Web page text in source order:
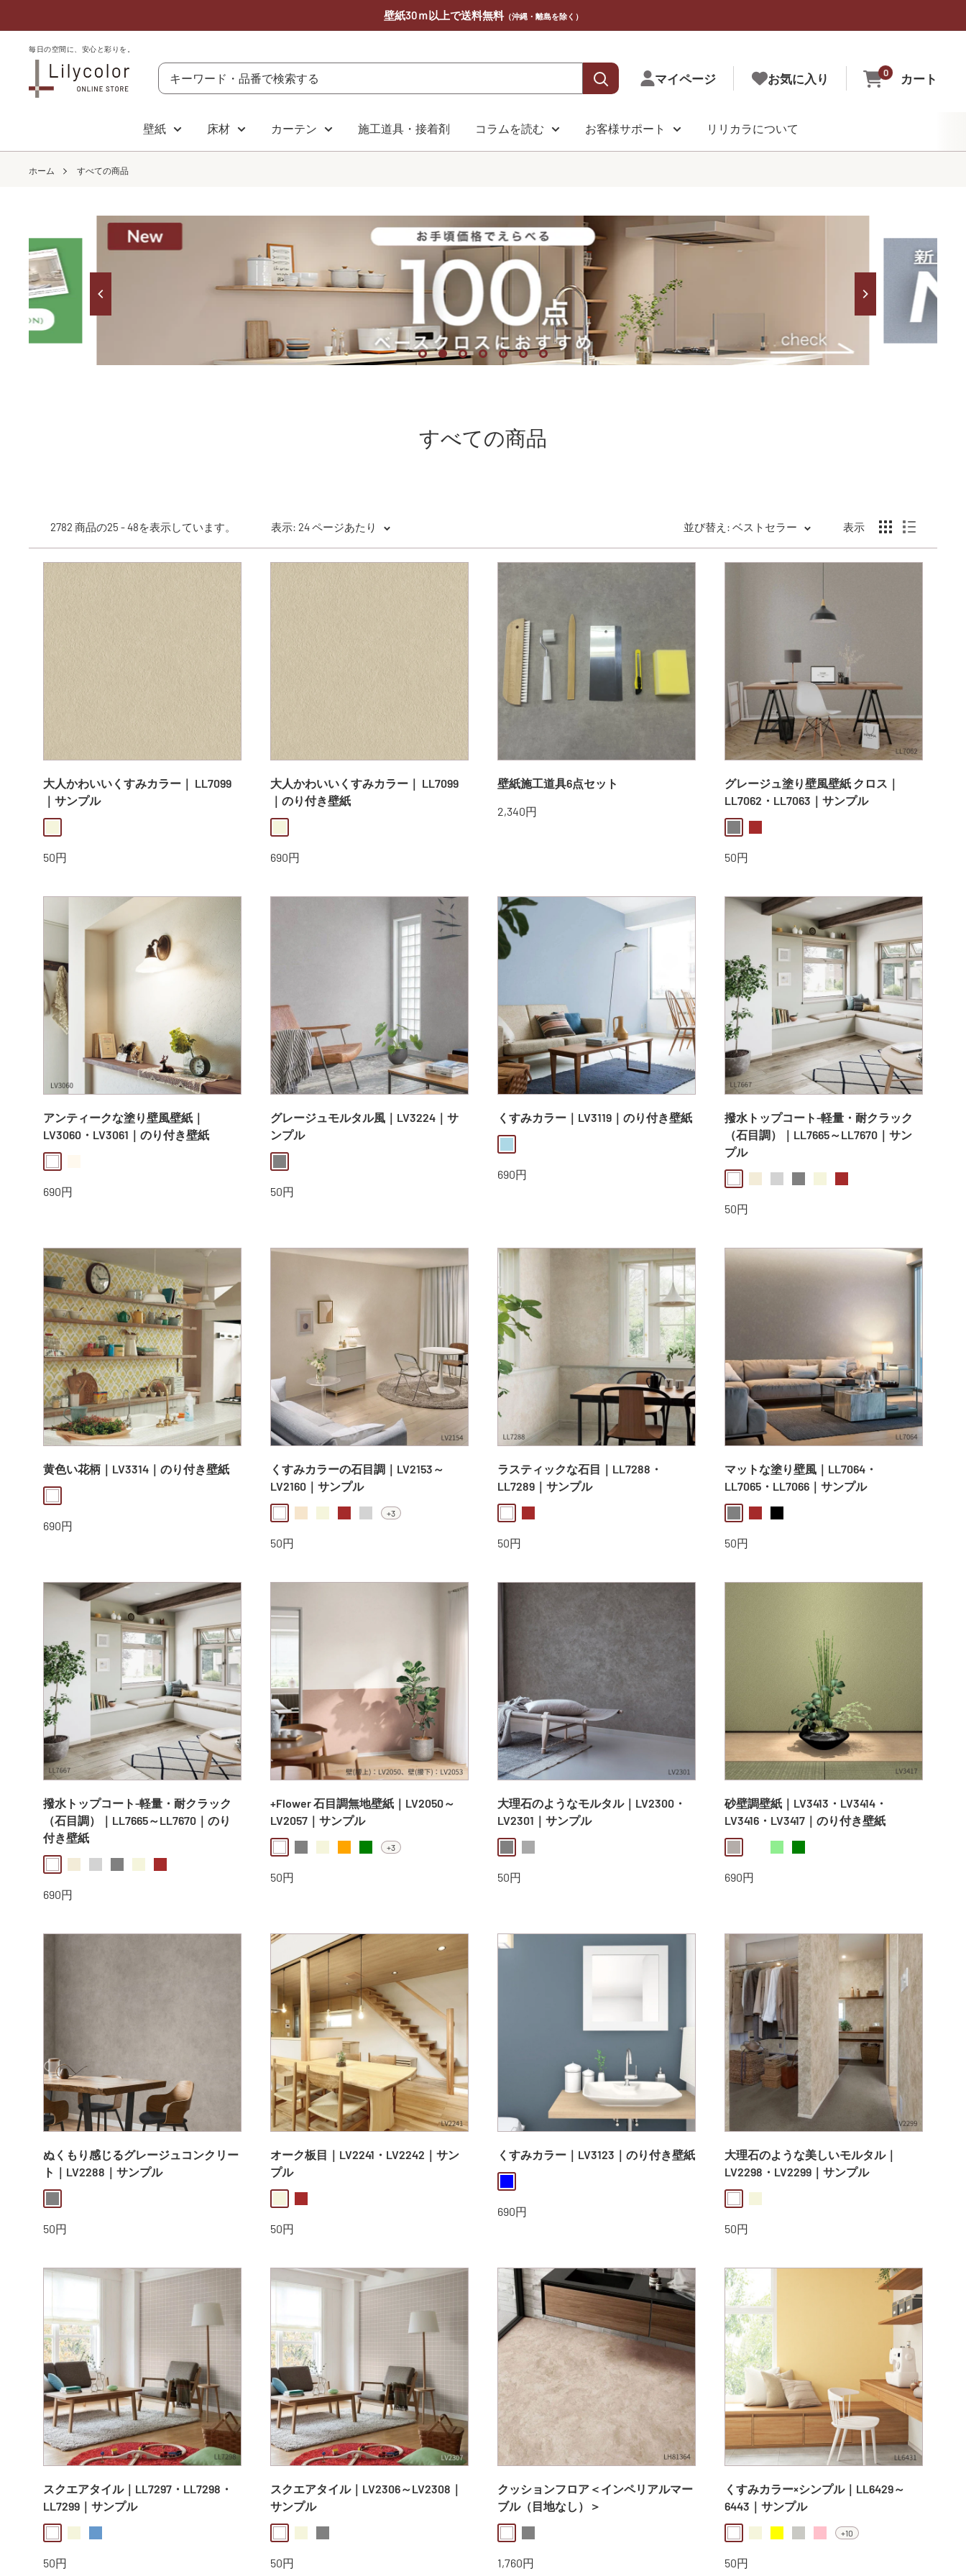
ン
キ
壁紙30ｍ以上で送料無料（沖縄・離島を除く）
毎​日の​空間に、​安心と​彩りを。
リ
オ
ン
ン
ス
ト
ア
マイページ お気に入り 0 カート
壁紙 床材 カーテン 施工道具・接着剤 コラムを読む お客様サポート リリカラについて
ホーム すべての商品
すべての商品
2782 商品の25 - 48を表示しています。 表示: 24 ページあたり 並び替え: ベストセラー 表示
大人かわいいくすみカラー｜ LL7099
｜サンプル
beige
販
50円
大人かわいいくすみカラー｜ LL7099
｜のり付き壁紙
beige
販
690円
壁紙施工道具6点セット
販
2,340円
グレージュ塗り壁風壁紙 クロス｜
LL7062・LL7063｜サンプル
gray brown
販
50円
アンティークな塗り壁風壁紙｜
LV3060・LV3061｜のり付き壁紙
white
販
690円
グレージュモルタル風｜LV3224｜サ
ンプル
gray
販
50円
くすみカラー｜LV3119｜のり付き壁紙
lightblue
販
690円
撥水トップコート-軽量・耐クラック
（石目調）｜LL7665～LL7670｜サン
プル
whiteivorylightgray
gray beigebrown
販
50円
黄色い花柄｜LV3314｜のり付き壁紙
white
販
690円
くすみカラーの石目調｜LV2153～
LV2160｜サンプル
whitelightbeige
beigebrownlightgray
+3
販
50円
ラスティックな石目｜LL7288・
LL7289｜サンプル
whitebrown
販
50円
マットな塗り壁風｜LL7064・
LL7065・LL7066｜サンプル
gray brownblack
販
50円
撥水トップコート-軽量・耐クラック
（石目調）｜LL7665～LL7670｜のり
付き壁紙
whiteivorylightgray
gray beigebrown
販
690円
+Flower 石目調無地壁紙｜LV2050～
LV2057｜サンプル
whitegray beigeorangegreen+3
販
50円
大理石のようなモルタル｜LV2300・
LV2301｜サンプル
gray darkgray
販
50円
砂壁調壁紙｜LV3413・LV3414・
LV3416・LV3417｜のり付き壁紙
greigedaekbeige
lightgreen
green
販
690円
ぬくもり感じるグレージュコンクリー
ト｜LV2288｜サンプル
gray
販
50円
オーク板目｜LV2241・LV2242｜サン
プル
beigebrown
販
50円
くすみカラー｜LV3123｜のり付き壁紙
blue
販
690円
大理石のような美しいモルタル｜
LV2298・LV2299｜サンプル
whitebeige
販
50円
スクエアタイル｜LL7297・LL7298・
LL7299｜サンプル
whitebeigebluegray
販
50円
スクエアタイル｜LV2306～LV2308｜
サンプル
whitebeigegray
販
50円
クッションフロア＜インペリアルマー
ブル（目地なし）＞
whitegray
販
1,760円
くすみカラー×シンプル｜LL6429～
6443｜サンプル
whitebeigeyellowpearlgray
pink +10
販
50円